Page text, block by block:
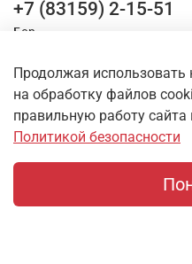
+7 (83159) 2-15-51
Бор
Оставайтесь на связи
Продолжая использовать
на обработку файлов
правильную работу
Политикой безопасности